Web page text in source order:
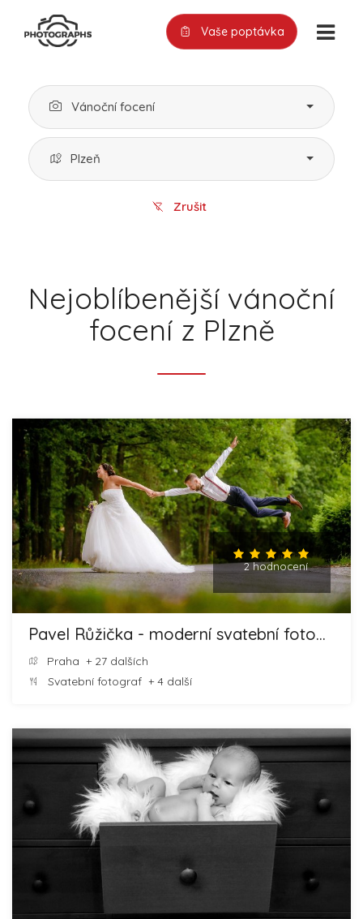
Vaše poptávka
Vánoční focení
Plzeň
Zrušit
Nejoblíbenější vánoční
focení z Plzně
2 hodnocení
Pavel Růžička - moderní svatební fotografie
Praha + 27 dalších
Svatební fotograf + 4 další